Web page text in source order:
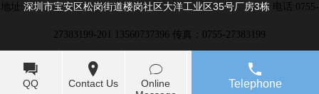
地址: 深圳市宝安区松岗街道楼岗社区大洋工业区35号厂房3栋 电话:0755-
27383199-201 13560737396 传真：0755-27383199
QQ Contact Us
Online
Telephone